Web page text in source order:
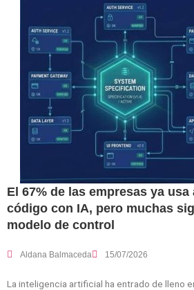
El 67% de las empresas ya
código con IA, pero muchas
modelo de control
Aldana Balmaceda 15/07/2026
La inteligencia artificial ha entrado de lleno